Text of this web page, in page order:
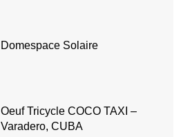
Domespace Solaire
Oeuf Tricycle COCO TAXI –
Varadero, CUBA